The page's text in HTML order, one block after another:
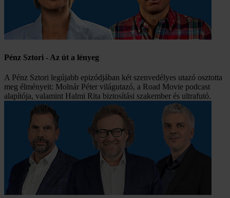
Pénz Sztori - Az út a lényeg
A Pénz Sztori legújabb epizódjában két szenvedélyes utazó osztotta
meg élményeit: Molnár Péter világutazó, a Road Movie podcast
alapítója, valamint Halmi Rita biztosítási szakember és ultrafutó.